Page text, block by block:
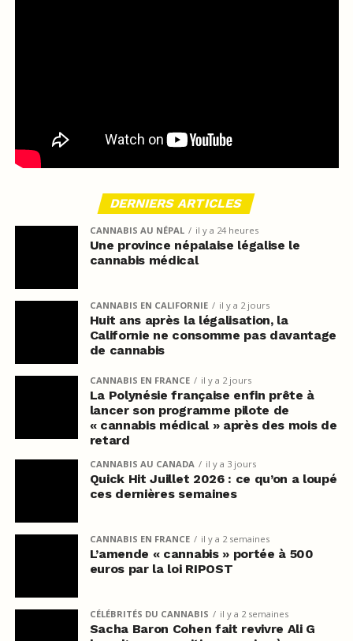
DERNIERS ARTICLES
CANNABIS AU NÉPAL il y a 24 heures
Une province népalaise légalise le
cannabis médical
CANNABIS EN CALIFORNIE il y a 2 jours
Huit ans après la légalisation, la
Californie ne consomme pas davantage
de cannabis
CANNABIS EN FRANCE il y a 2 jours
La Polynésie française enfin prête à
lancer son programme pilote de
« cannabis médical » après des mois de
retard
CANNABIS AU CANADA il y a 3 jours
Quick Hit Juillet 2026 : ce qu’on a loupé
ces dernières semaines
CANNABIS EN FRANCE il y a 2 semaines
L’amende « cannabis » portée à 500
euros par la loi RIPOST
CÉLÉBRITÉS DU CANNABIS il y a 2 semaines
Sacha Baron Cohen fait revivre Ali G